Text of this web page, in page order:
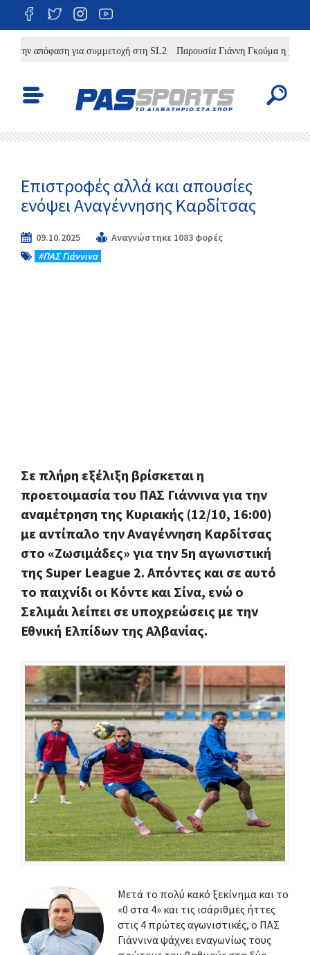
απόφαση για συμμετοχή στη SL2 Παρουσία Γιάννη Γκούμα η χθεσινή
Επιστροφές αλλά και απουσίες
ενόψει Αναγέννησης Καρδίτσας
09.10.2025
Αναγνώστηκε 1083 φορές
#ΠΑΣ Γιάννινα
Σε πλήρη εξέλιξη βρίσκεται η
προετοιμασία του ΠΑΣ Γιάννινα για την
αναμέτρηση της Κυριακής (12/10, 16:00)
με αντίπαλο την Αναγέννηση Καρδίτσας
στο «Ζωσιμάδες» για την 5η αγωνιστική
της Super League 2. Απόντες και σε αυτό
το παιχνίδι οι Κόντε και Σίνα, ενώ ο
Σελιμάι λείπει σε υποχρεώσεις με την
Εθνική Ελπίδων της Αλβανίας.
Μετά το πολύ κακό ξεκίνημα και το
«0 στα 4» και τις ισάριθμες ήττες
στις 4 πρώτες αγωνιστικές, ο ΠΑΣ
Γιάννινα ψάχνει εναγωνίως τους